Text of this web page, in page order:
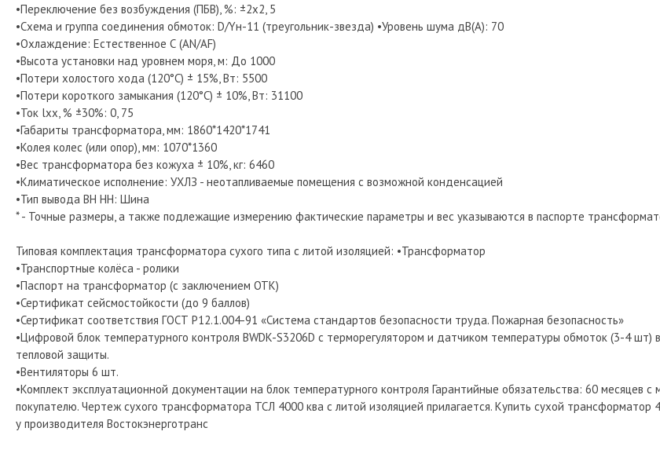
•Переключение без возбуждения (ПБВ), %: ±2х2, 5
•Схема и группа соединения обмоток: D/Yн-11 (треугольник-звезда) •Уровень шума дB(A): 70
•Охлаждение: Естественное С (AN/AF)
•Высота установки над уровнем моря, м: До 1000
•Потери холостого хода (120°C) ± 15%, Вт: 5500
•Потери короткого замыкания (120°C) ± 10%, Вт: 31100
•Ток lхх, % ±30%: 0, 75
•Габариты трансформатора, мм: 1860*1420*1741
•Колея колес (или опор), мм: 1070*1360
•Вес трансформатора без кожуха ± 10%, кг: 6460
•Климатическое исполнение: УХЛЗ - неотапливаемые помещения с возможной конденсацией
•Тип вывода ВН НН: Шина
* - Точные размеры, а также подлежащие измерению фактические параметры и вес указываются в паспорте
Типовая комплектация трансформатора сухого типа с литой изоляцией: •Трансформатор
•Транспортные колёса - ролики
•Паспорт на трансформатор (с заключением ОТК)
•Сертификат сейсмостойкости (до 9 баллов)
•Сертификат соответствия ГОСТ Р12.1.004-91 «Система стандартов безопасности труда. Пожарная безопасность»
•Цифровой блок температурного контроля BWDK-S3206D с терморегулятором и датчиком температуры обмоток (3-4
тепловой защиты.
•Вентиляторы 6 шт.
•Комплект эксплуатационной документации на блок температурного контроля Гарантийные обязательства: 60 месяцев
покупателю. Чертеж сухого трансформатора ТСЛ 4000 ква с литой изоляцией прилагается. Купить сухой трансформатор
у производителя Востокэнерготранс